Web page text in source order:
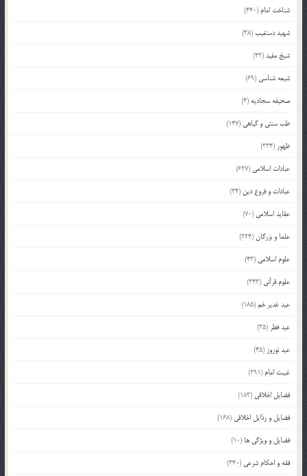
شناخت امام (440)
شهید دستغیب(38)
شیخ مفید(42)
شیعه شناسی (69)
صحیفه سجادیه (4)
طب سنتی و گیاهی (147)
ظهور (334)
عبادات اسلامی (627)
عبادات و فروع دین (34)
عقاید اسلامی (70)
علما و بزرگان(224)
علوم اسلامی (43)
علوم قرآنی (343)
عید غدیر خم(185)
عید فطر (35)
عید نوروز (45)
غیبت امام (291)
فضایل اخلاقی (183)
فضایل و رذایل اخلاقی (168)
فضایل و ویژگی ها (10)
فقه و احکام شرعی (340)